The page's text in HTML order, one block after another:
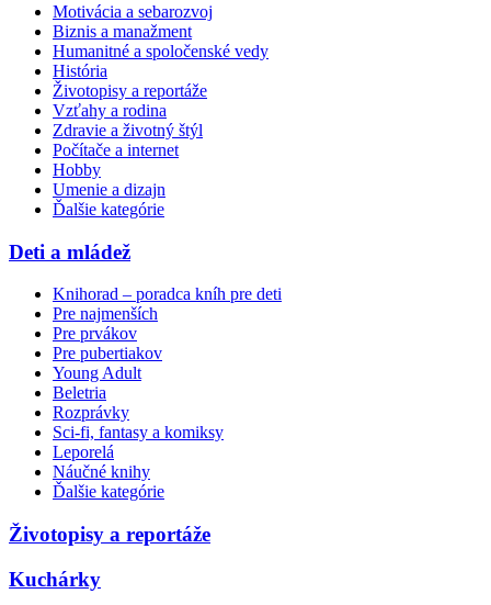
Motivácia a sebarozvoj
Biznis a manažment
Humanitné a spoločenské vedy
História
Životopisy a reportáže
Vzťahy a rodina
Zdravie a životný štýl
Počítače a internet
Hobby
Umenie a dizajn
Ďalšie kategórie
Deti a mládež
Knihorad – poradca kníh pre deti
Pre najmenších
Pre prvákov
Pre pubertiakov
Young Adult
Beletria
Rozprávky
Sci-fi, fantasy a komiksy
Leporelá
Náučné knihy
Ďalšie kategórie
Životopisy a reportáže
Kuchárky